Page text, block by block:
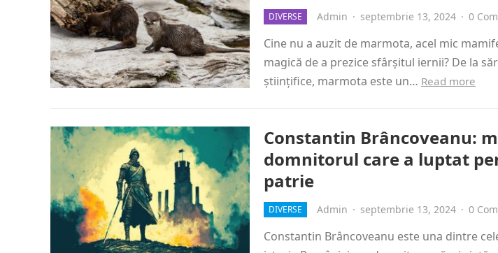
DIVERSE Admin · septembrie 13, 2024 · 0
Cine nu a auzit de marmota, acel mic
magică de a prezice sfârșitul iernii? De la
științifice, marmota este un… Read more
Constantin Brâncoveanu:
domnitorul care a luptat
patrie
DIVERSE Admin · septembrie 13, 2024 · 0
Constantin Brâncoveanu este una dintre